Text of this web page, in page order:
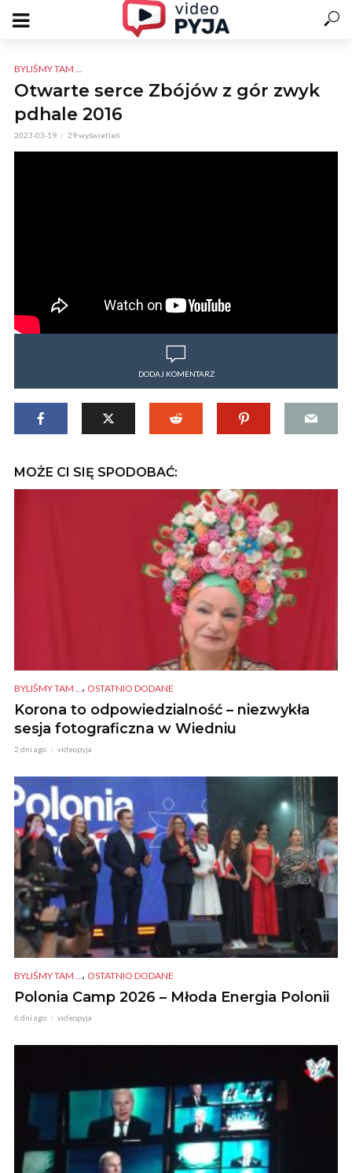
BYLIŚMY TAM ...
Otwarte serce Zbójów z gór zwyk
pdhale 2016
2023-03-19 29 wyświetleń
DODAJ KOMENTARZ
MOŻE CI SIĘ SPODOBAĆ:
BYLIŚMY TAM ... , OSTATNIO DODANE
Korona to odpowiedzialność – niezwykła
sesja fotograficzna w Wiedniu
2 dni ago videopyja
BYLIŚMY TAM ... , OSTATNIO DODANE
Polonia Camp 2026 – Młoda Energia Polonii
6 dni ago videopyja